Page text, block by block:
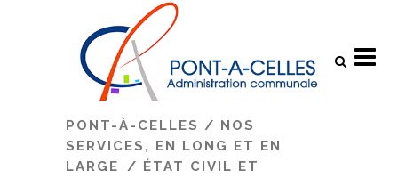
PONT-À-CELLES / NOS
SERVICES, EN LONG ET EN
LARGE
/ ÉTAT CIVIL ET